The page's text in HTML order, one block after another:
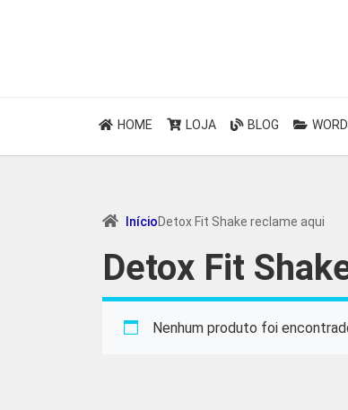
HOME LOJA BLOG
InícioDetox Fit Shake reclame aqui
Detox Fit
Nenhum produto foi